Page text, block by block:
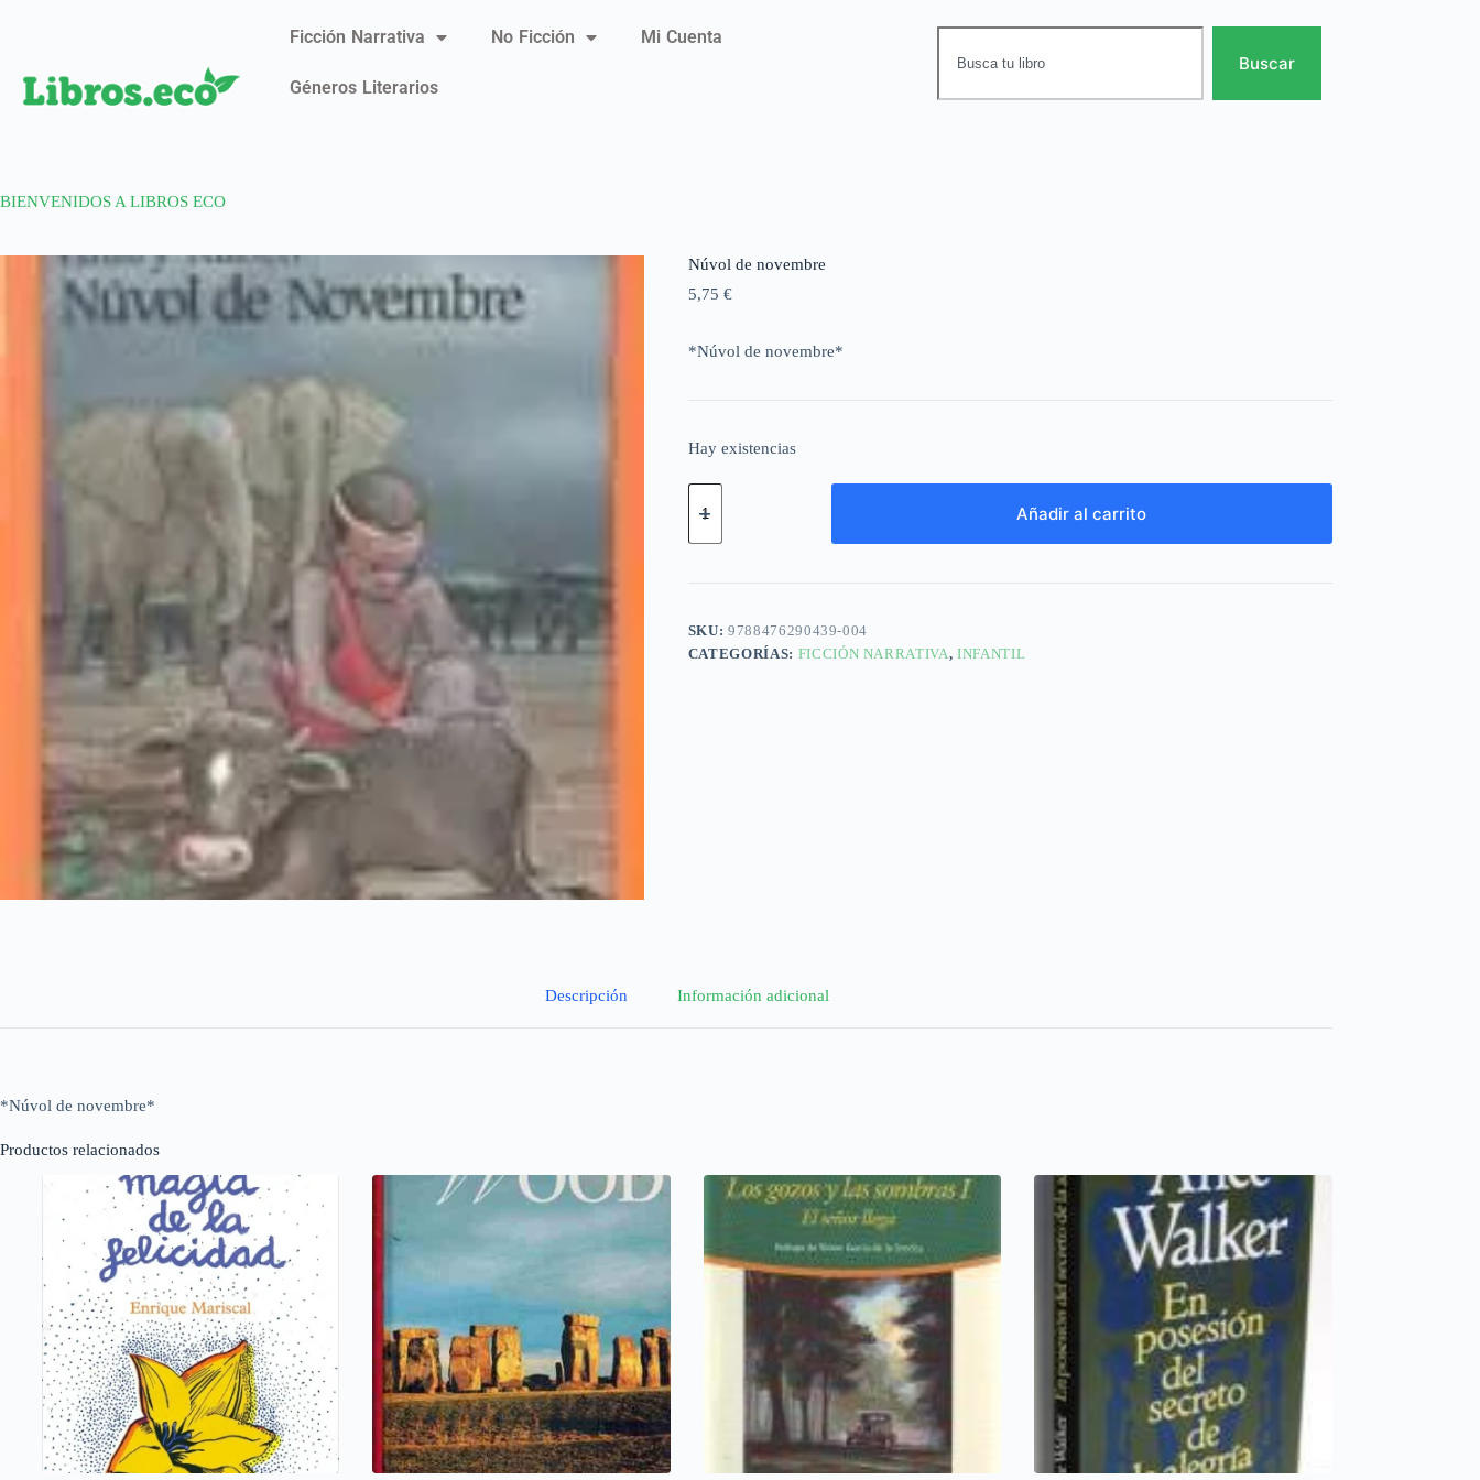
Ficción Narrativa No Ficción Mi Cuenta
Géneros Literarios
Buscar
BIENVENIDOS A LIBROS ECO
Núvol de novembre
5,75 €
*Núvol de novembre*
Hay existencias
Añadir al carrito
SKU:9788476290439-004
CATEGORÍAS: FICCIÓN NARRATIVA, INFANTIL
Descripción Información adicional
*Núvol de novembre*
Productos relacionados